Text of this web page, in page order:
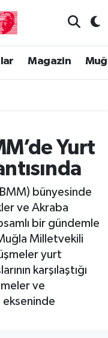
Magazin
Yurt
bünyesinde
ve Akraba
bir gündemle
Milletvekili
yurt
karşılaştığı
ve
ekseninde